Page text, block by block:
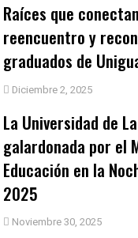
Raíces que
reencuentro y
graduados de
Diciembre 2, 2025
La Universidad de
galardonada por el
Educación en la
2025
Noviembre 30, 2025